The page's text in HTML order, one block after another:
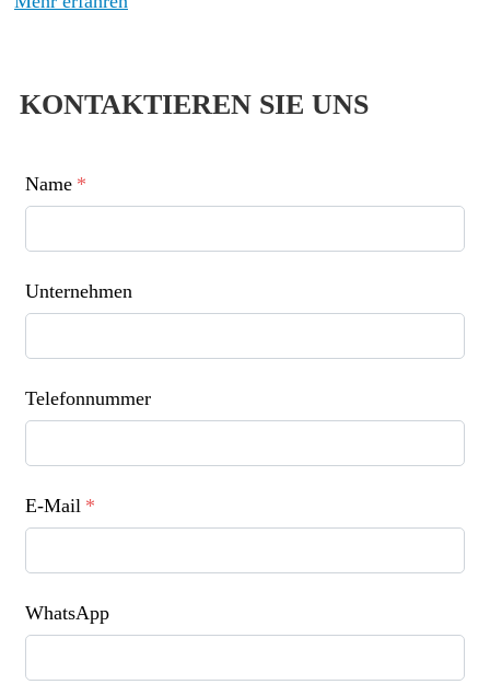
KONTAKTIEREN SIE UNS
Name *
Unternehmen
Telefonnummer
E-Mail *
WhatsApp